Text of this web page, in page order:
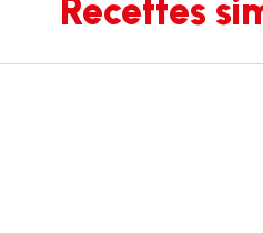
Recettes